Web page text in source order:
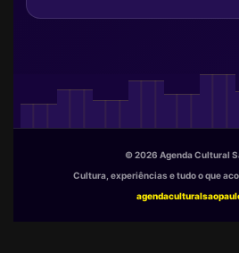
© 2026 Agenda Cultural
Cultura, experiências e tudo o que